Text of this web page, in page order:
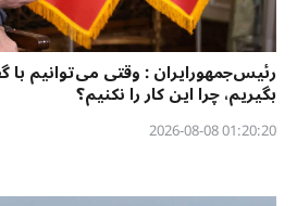
رئیس‌جمهورایران : وقتی می‌توانیم
بگیریم، چرا این کار را نکنیم؟
01:20:20 2026-08-08